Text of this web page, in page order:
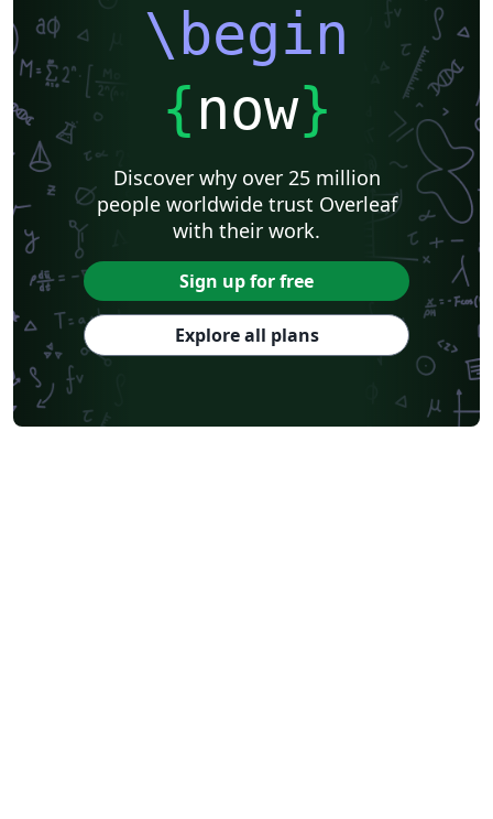
\begin
{now}
Discover why over 25 million
people worldwide trust Overleaf
with their work.
Sign up for free
Explore all plans